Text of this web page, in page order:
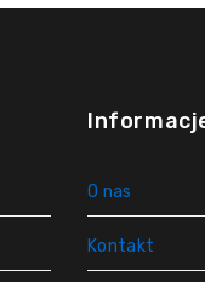
O nas
Kontakt